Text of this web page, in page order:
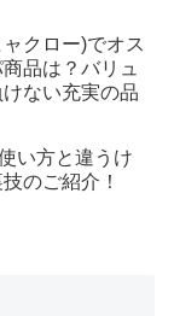
クロー)でオス
品は？バリュ
ない充実の品
い方と違うけ
のご紹介！